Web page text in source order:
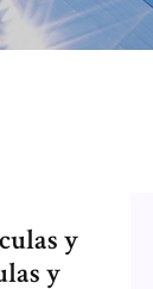
y
y